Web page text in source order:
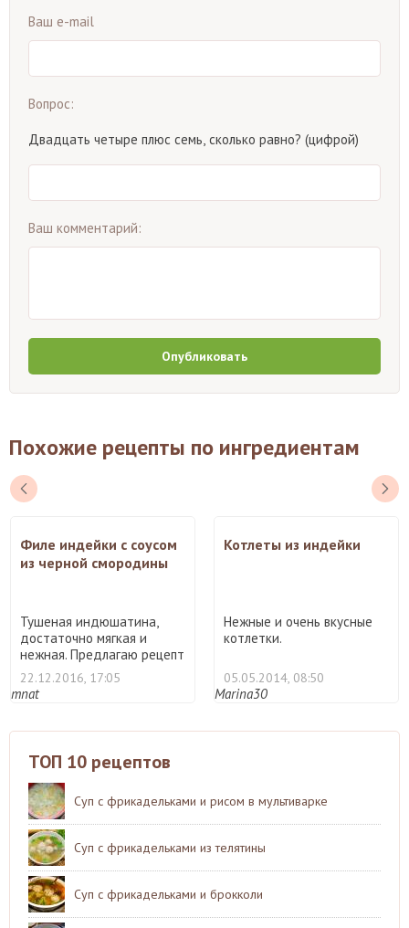
Ваш e-mail
Вопрос:
Двадцать четыре плюс семь, сколько равно? (цифрой)
Ваш комментарий:
Опубликовать
Похожие рецепты по ингредиентам
Филе индейки с соусом
из черной смородины
Тушеная индюшатина,
достаточно мягкая и
нежная. Предлагаю рецепт
вку ...
22.12.2016, 17:05
mnat
Котлеты из индейки
Нежные и очень вкусные
котлетки.
05.05.2014, 08:50
Marina30
ТОП 10 рецептов
Суп с фрикадельками и рисом в мультиварке
Суп с фрикадельками из телятины
Суп с фрикадельками и брокколи